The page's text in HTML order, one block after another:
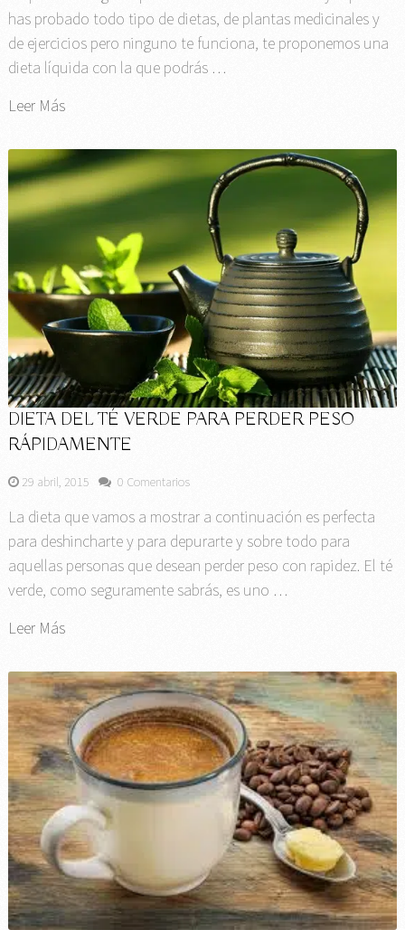
has probado todo tipo de dietas, de plantas medicinales y
de ejercicios pero ninguno te funciona, te proponemos una
dieta líquida con la que podrás …
Leer Más
DIETA DEL TÉ VERDE PARA PERDER PESO
RÁPIDAMENTE
29 abril, 2015 0 Comentarios
La dieta que vamos a mostrar a continuación es perfecta
para deshincharte y para depurarte y sobre todo para
aquellas personas que desean perder peso con rapidez. El té
verde, como seguramente sabrás, es uno …
Leer Más